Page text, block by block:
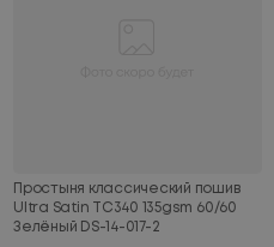
Простыня классический пошив
Ultra Satin TC340 135gsm 60/60
Зелёный DS-14-017-2